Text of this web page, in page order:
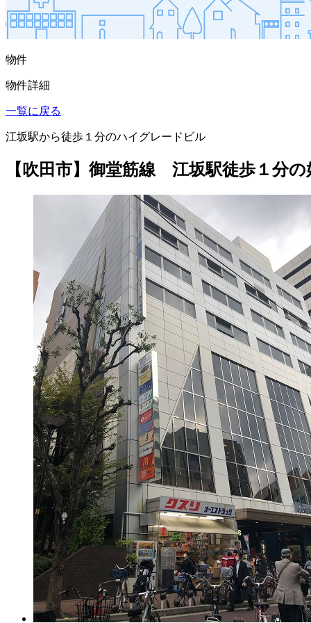
物件
物件詳細
一覧に戻る
江坂駅から徒歩１分のハイグレードビル
【吹田市】御堂筋線 江坂駅徒歩１分の